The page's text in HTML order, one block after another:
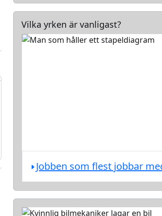
Vilka yrken är vanligast?
Jobben som flest jobbar